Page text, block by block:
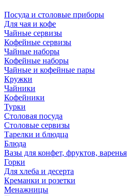
Посуда и столовые приборы
Для чая и кофе
Чайные сервизы
Кофейные сервизы
Чайные наборы
Кофейные наборы
Чайные и кофейные пары
Кружки
Чайники
Кофейники
Турки
Столовая посуда
Столовые сервизы
Тарелки и блюдца
Блюда
Вазы для конфет, фруктов, варенья
Горки
Для хлеба и десерта
Креманки и розетки
Менажницы